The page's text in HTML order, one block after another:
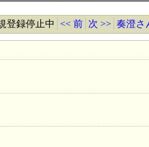
登録停止中 << 前 次 >> 奏澄さ